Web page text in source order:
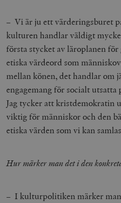
– Vi är ju ett värderingsburet
kulturen handlar väldigt
första stycket av läroplanen
etiska värdeord som
mellan könen, det handlar om
engagemang för socialt utsatta
Jag tycker att kristdemokratin
viktig för människor och den
etiska värden som vi kan
Hur märker man det i den
– I kulturpolitiken märker